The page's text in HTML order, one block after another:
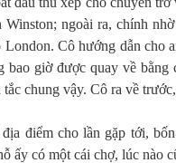
Winston; ngoài ra, chính
London. Cô hướng dẫn cho
bao giờ được quay về
tắc chung vậy. Cô ra về
điểm cho lần gặp tới,
ấy có một cái chợ, lúc nào